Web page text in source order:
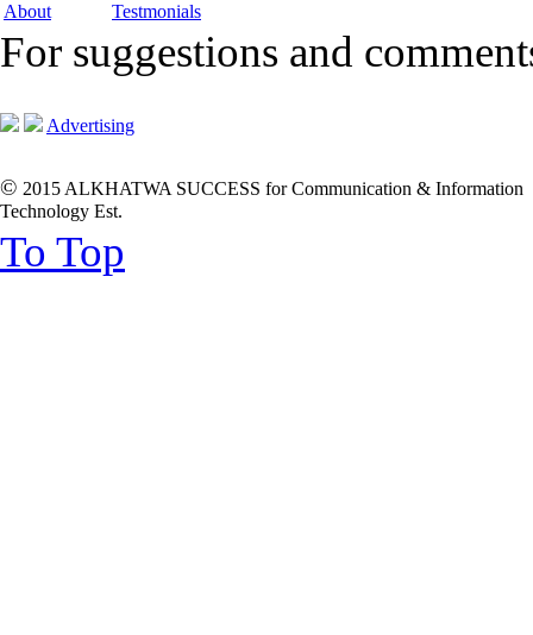
About
Testmonials
For suggestions and
Advertising
© 2015 ALKHATWA SUCCESS for Communication & Information
Technology Est.
To Top